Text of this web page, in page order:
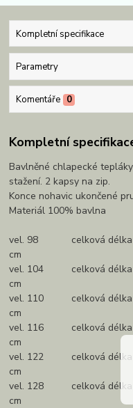
Kompletní specifikace
Parametry
Komentáře 0
Kompletní
Bavlněné chlapecké
stažení. 2 kapsy na zip.
Konce nohavic ukončené
Materiál 100% bavlna
vel. 98 celková délka 58
cm
vel. 104 celková délka
cm
vel. 110 celková délka
cm
vel. 116 celková délka
cm
vel. 122 celková délka
cm
vel. 128 celková délka
cm